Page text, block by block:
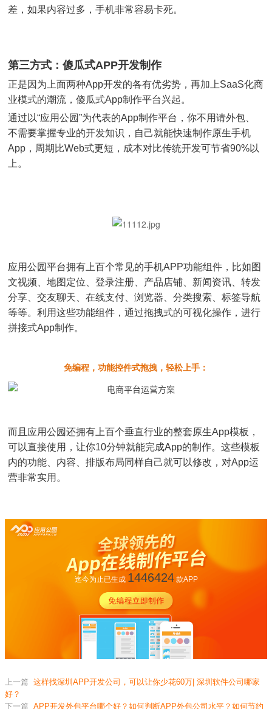
差，如果内容过多，手机非常容易卡死。
第三方式：傻瓜式APP开发制作
正是因为上面两种App开发的各有优劣势，再加上SaaS化商
业模式的潮流，傻瓜式App制作平台兴起。
通过以“应用公园”为代表的App制作平台，你不用请外包、
不需要掌握专业的开发知识，自己就能快速制作原生手机
App，周期比Web式更短，成本对比传统开发可节省90%以
上。
应用公园平台拥有上百个常见的手机APP功能组件，比如图
文视频、地图定位、登录注册、产品店铺、新闻资讯、转发
分享、交友聊天、在线支付、浏览器、分类搜索、标签导航
等等。利用这些功能组件，通过拖拽式的可视化操作，进行
拼接式App制作。
免编程，功能控件式拖拽，轻松上手：
而且应用公园还拥有上百个垂直行业的整套原生App模板，
可以直接使用，让你10分钟就能完成App的制作。这些模板
内的功能、内容、排版布局同样自己就可以修改，对App运
营非常实用。
迄今为止已生成 1446424款APP
上一篇 这样找深圳APP开发公司，可以让你少花60万| 深圳软件公司哪家
好？
下一篇 APP开发外包平台哪个好？如何判断APP外包公司水平？如何节约